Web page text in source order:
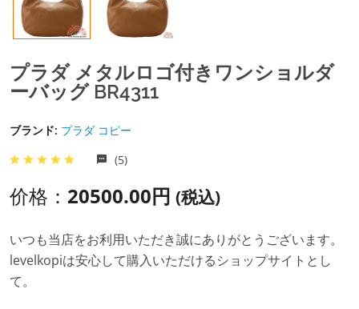
プラダ メタルロゴ付きワンショルダ
ーバッグ BR4311
ブランド: プラダ コピー
(5)
价格： 20500.00円 (税込)
いつも当店をお利用いただき誠にありがとうございます。
levelkopiは安心して購入いただけるショップサイトとし
て。